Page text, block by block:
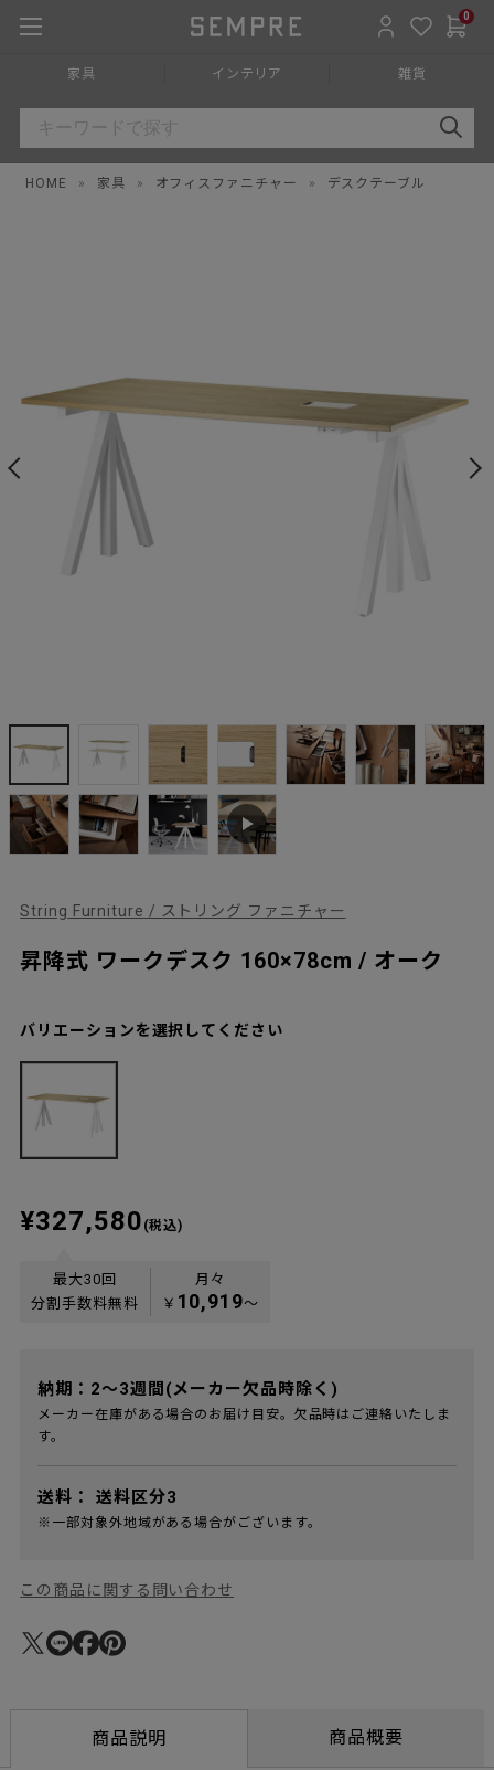
0
家具 インテリア 雑貨
HOME » 家具 » オフィスファニチャー » デスクテーブル
String Furniture / ストリング ファニチャー
昇降式 ワークデスク 160×78cm / オーク
バリエーションを選択してください
¥327,580 (税込)
最大30回
分割手数料無料
月々
￥ 10,919〜
納期：2～3週間(メーカー欠品時除く)
メーカー在庫がある場合のお届け目安。欠品時はご連絡いたしま
す。
送料： 送料区分3
※一部対象外地域がある場合がございます。
この商品に関する問い合わせ
商品説明 商品概要